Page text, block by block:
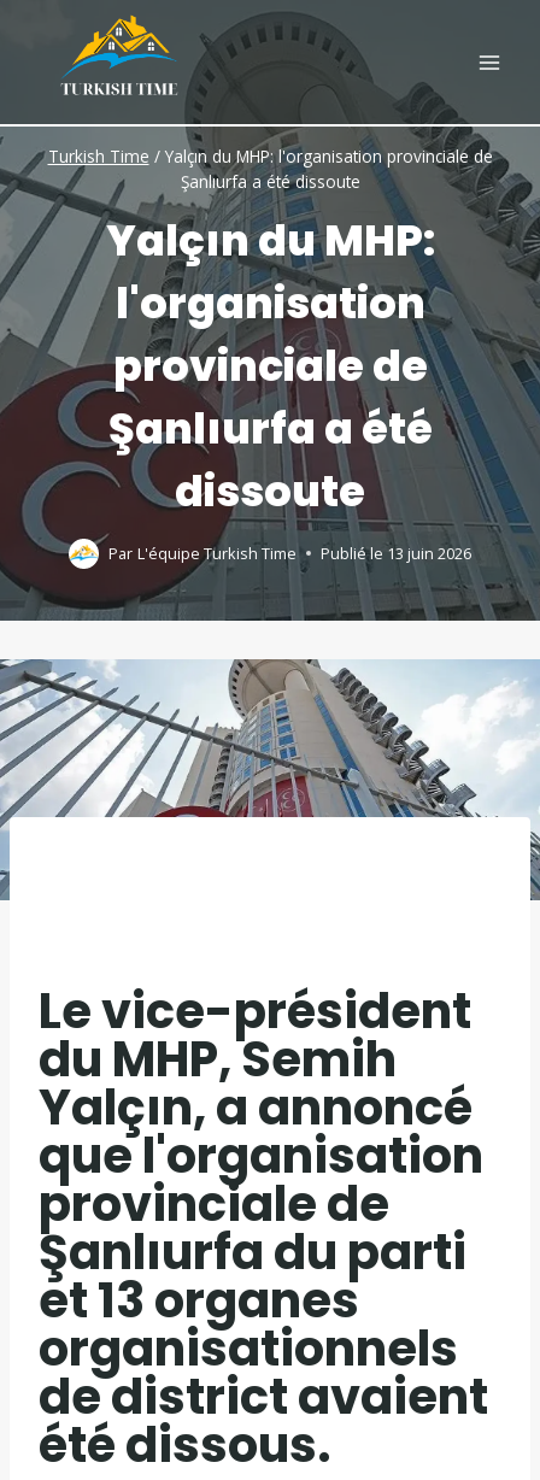
content
Turkish Time / Yalçın du MHP: l'organisation provinciale de
Şanlıurfa a été dissoute
Yalçın du MHP:
l'organisation
provinciale de
Şanlıurfa a été
dissoute
Par L'équipe Turkish Time Publié le 13 juin 2026
Le vice-président
du MHP, Semih
Yalçın, a annoncé
que l'organisation
provinciale de
Şanlıurfa du parti
et 13 organes
organisationnels
de district avaient
été dissous.